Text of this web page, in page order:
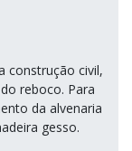
construção civil,
reboco. Para
da alvenaria
gesso.